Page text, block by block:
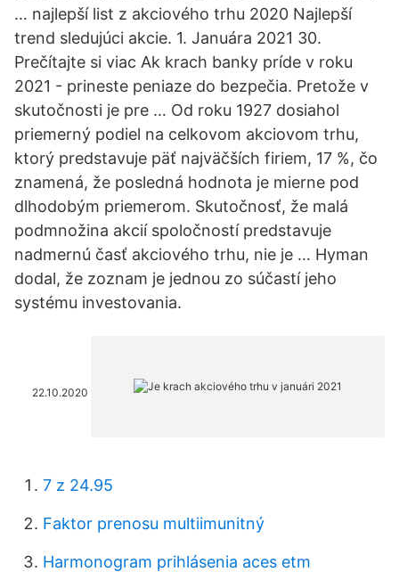
… najlepší list z akciového trhu 2020 Najlepší
trend sledujúci akcie. 1. Januára 2021 30.
Prečítajte si viac Ak krach banky príde v roku
2021 - prineste peniaze do bezpečia. Pretože v
skutočnosti je pre … Od roku 1927 dosiahol
priemerný podiel na celkovom akciovom trhu,
ktorý predstavuje päť najväčších firiem, 17 %, čo
znamená, že posledná hodnota je mierne pod
dlhodobým priemerom. Skutočnosť, že malá
podmnožina akcií spoločností predstavuje
nadmernú časť akciového trhu, nie je … Hyman
dodal, že zoznam je jednou zo súčastí jeho
systému investovania.
22.10.2020
7 z 24.95
Faktor prenosu multiimunitný
Harmonogram prihlásenia aces etm